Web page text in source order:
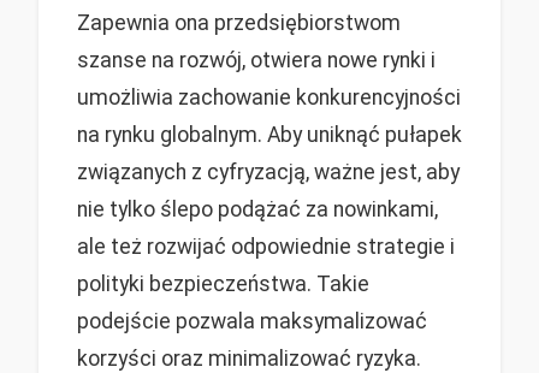
Zapewnia ona przedsiębiorstwom
szanse na rozwój, otwiera nowe rynki i
umożliwia zachowanie konkurencyjności
na rynku globalnym. Aby uniknąć pułapek
związanych z cyfryzacją, ważne jest, aby
nie tylko ślepo podążać za nowinkami,
ale też rozwijać odpowiednie strategie i
polityki bezpieczeństwa. Takie
podejście pozwala maksymalizować
korzyści oraz minimalizować ryzyka.